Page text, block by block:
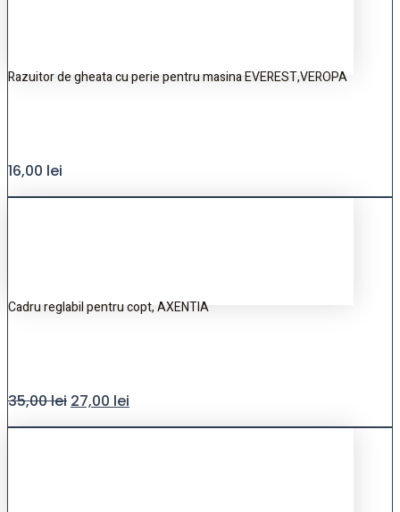
Razuitor de gheata cu perie pentru masina EVEREST,VEROPA
16,00 lei
Cadru reglabil pentru copt, AXENTIA
35,00lei 27,00 lei